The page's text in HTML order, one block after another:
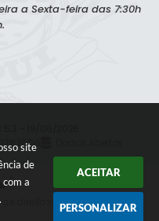
site
de
a
.
ACEITAR
PERSONALIZAR
a Sexta-feira das 7:30h
16:56
direitos reservados -